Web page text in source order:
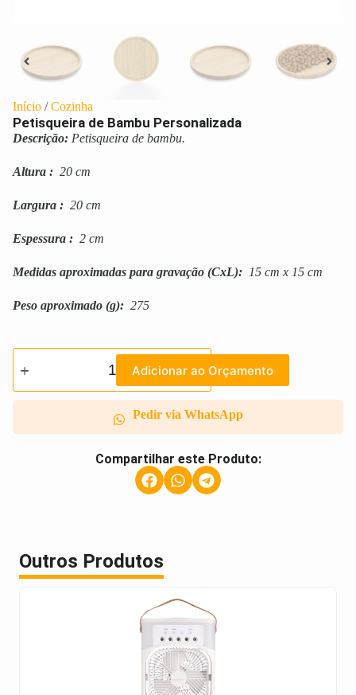
Início /Cozinha
Petisqueira de Bambu Personalizada
Descrição: Petisqueira de bambu.
Altura : 20 cm
Largura : 20 cm
Espessura : 2 cm
Medidas aproximadas para gravação (CxL): 15 cm x 15 cm
Peso aproximado (g): 275
Adicionar ao Orçamento
Pedir via WhatsApp
Compartilhar este Produto:
Outros Produtos